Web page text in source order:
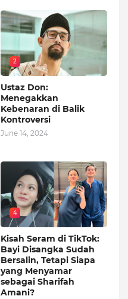
2
Ustaz Don:
Menegakkan
Kebenaran di Balik
Kontroversi
June 14, 2024
4
Kisah Seram di TikTok:
Bayi Disangka Sudah
Bersalin, Tetapi Siapa
yang Menyamar
sebagai Sharifah
Amani?